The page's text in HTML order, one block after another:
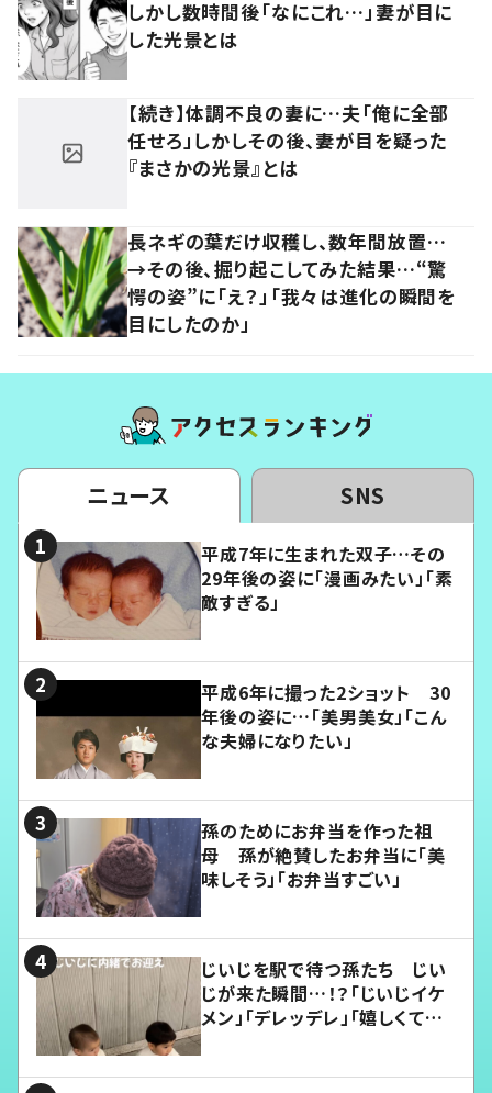
しかし数時間後「なにこれ…」妻が目に
した光景とは
【続き】体調不良の妻に…夫「俺に全部
任せろ」しかしその後、妻が目を疑った
『まさかの光景』とは
長ネギの葉だけ収穫し、数年間放置…
→その後、掘り起こしてみた結果…“驚
愕の姿”に「え？」「我々は進化の瞬間を
目にしたのか」
ニュース SNS
平成7年に生まれた双子…その
29年後の姿に「漫画みたい」「素
敵すぎる」
平成6年に撮った2ショット 30
年後の姿に…「美男美女」「こん
な夫婦になりたい」
孫のためにお弁当を作った祖
母 孫が絶賛したお弁当に「美
味しそう」「お弁当すごい」
じいじを駅で待つ孫たち じい
じが来た瞬間…！？「じいじイケ
メン」「デレッデレ」「嬉しくて可